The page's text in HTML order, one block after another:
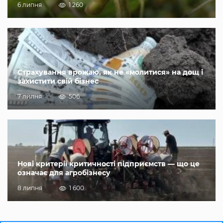
6 липня 1 260
Страхування врожаю, як не «молитися» на дощ і
захистити свій бізнес
7 липня 506
Нові критерії критичності підприємств — що це
означає для агробізнесу
8 липня 1 600